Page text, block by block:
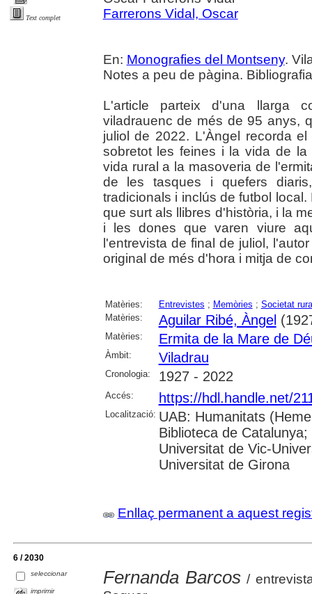
Text complet
Farrerons Vidal, Oscar
En: Monografies del Montseny.
Notes a peu de pàgina.
L'article parteix d'una llarga
viladrauenc de més de 95 anys,
juliol de 2022. L'Àngel recorda
sobretot les feines i la vida de
vida rural a la masoveria de
de les tasques i quefers
tradicionals i inclús de futbol
que surt als llibres d'història, i la
i les dones que varen viure
l'entrevista de final de juliol,
original de més d'hora i mitja de
Matèries: Entrevistes ; Memòries ; Societat
Matèries:
Aguilar Ribé, Àngel
Matèries: Ermita de la Mare de
Àmbit: Viladrau
Cronologia: 1927 - 2022
Accés: https://hdl.handle.net/
Localització: UAB: Humanitats
Biblioteca de
Universitat de Vic-
Universitat de Girona
Enllaç permanent a aquest
6 / 2030
seleccionar
imprimir
Fernanda Barcos /